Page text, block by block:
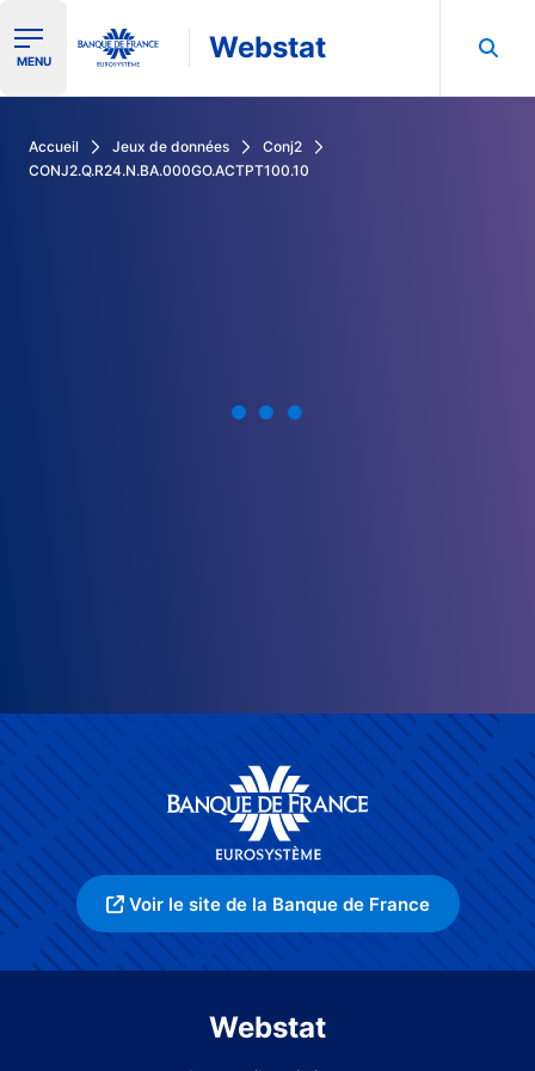
Ouvrir le menu de navigation
MENU Webstat
Accueil Jeux de données
Conj2
CONJ2.Q.R24.N.BA.000GO.ACTPT100.10
Voir le site de la Banque de France
Webstat